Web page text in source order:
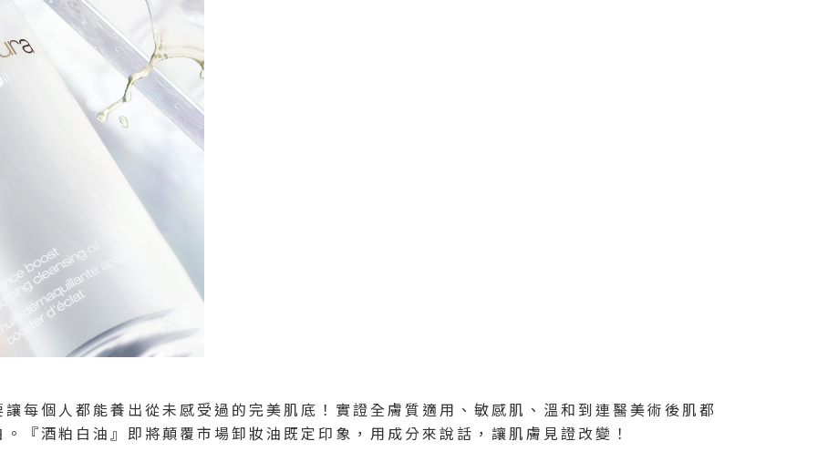
每個人都能養出從未感受過的完美肌底！實證全膚質適用、敏感肌、溫和到連醫美術後肌都
『酒粕白油』即將顛覆市場卸妝油既定印象，用成分來說話，讓肌膚見證改變！